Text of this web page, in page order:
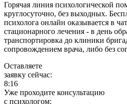
Горячая линия психологической
круглосуточно, без выходных.
психолога онлайн оказывается в
стационарного лечения - в день
транспортировка до клиники
сопровождением врача, либо без
Оставляете
заявку сейчас:
8:16
Уже проходите консультацию
c психологом: